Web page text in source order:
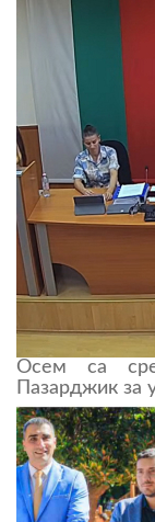
Осем са
Пазарджик за